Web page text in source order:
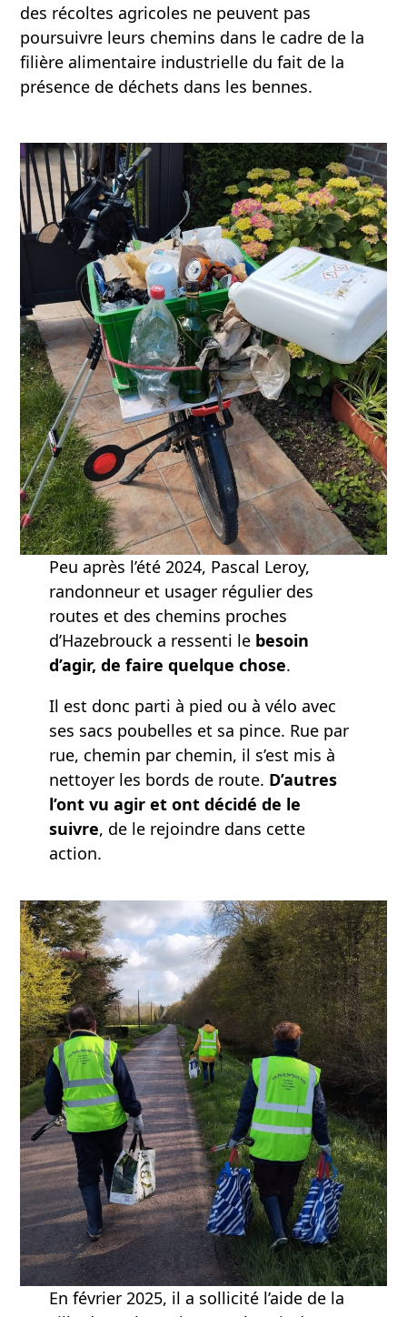
des récoltes agricoles ne peuvent pas
poursuivre leurs chemins dans le cadre de la
filière alimentaire industrielle du fait de la
présence de déchets dans les bennes.
Peu après l’été 2024, Pascal Leroy,
randonneur et usager régulier des
routes et des chemins proches
d’Hazebrouck a ressenti le besoin
d’agir, de faire quelque chose.
Il est donc parti à pied ou à vélo avec
ses sacs poubelles et sa pince. Rue par
rue, chemin par chemin, il s’est mis à
nettoyer les bords de route. D’autres
l’ont vu agir et ont décidé de le
suivre, de le rejoindre dans cette
action.
En février 2025, il a sollicité l’aide de la